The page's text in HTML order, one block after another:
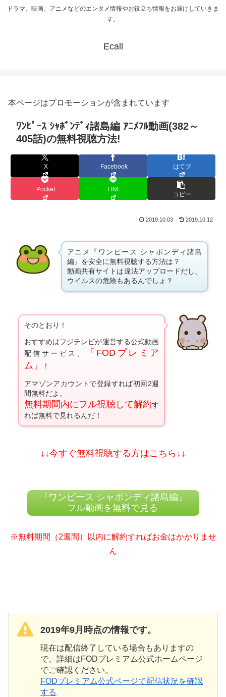
ドラマ、映画、アニメなどのエンタメ情報やお役立ち情報をお届けしていきま
す。
Ecall
本ページはプロモーションが含まれています
ﾜﾝﾋﾟｰｽ ｼｬﾎﾞﾝﾃﾞｨ諸島編 ｱﾆﾒﾌﾙ動画(382～
405話)の無料視聴方法!
X Facebook はてブ
Pocket LINE
コピー
2019.10.03 2019.10.12
アニメ『ワンピース シャボンディ諸島
編』を安全に無料視聴する方法は？
動画共有サイトは違法アップロードだし、
ウイルスの危険もあるんでしょ？
そのとおり！
おすすめはフジテレビが運営する公式動画
配信サービス、
「FODプレミア
ム」
！
アマゾンアカウントで登録すれば初回2週
間無料だよ。
無料期間内にフル視聴して解約す
れば無料で見れるんだ！
↓↓今すぐ無料視聴する方はこちら↓↓
『ワンピース シャボンディ諸島編』
フル動画を無料で見る
※無料期間（2週間）以内に解約すればお金はかかりませ
ん
2019年9月時点の情報です。
現在は配信終了している場合もありますの
で、詳細はFODプレミアム公式ホームページ
でご確認ください。
FODプレミアム公式ページで配信状況を確認
する